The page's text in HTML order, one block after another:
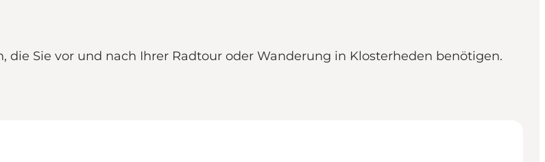
Sie vor und nach Ihrer Radtour oder Wanderung in Klosterheden benötigen.